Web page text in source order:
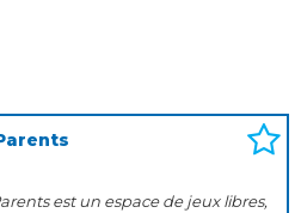
est un espace de jeux libres,